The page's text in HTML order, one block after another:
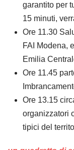
garantito per
15 minuti,
Ore 11.30
FAI Modena,
Emilia
Ore 11.45
Ore 13.15
organizzatori
tipici del